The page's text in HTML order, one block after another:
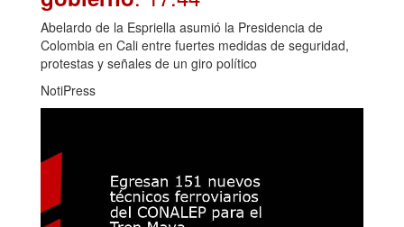
Abelardo de la Espriella asumió la Presidencia de
Colombia en Cali entre fuertes medidas de seguridad,
protestas y señales de un giro político
NotiPress